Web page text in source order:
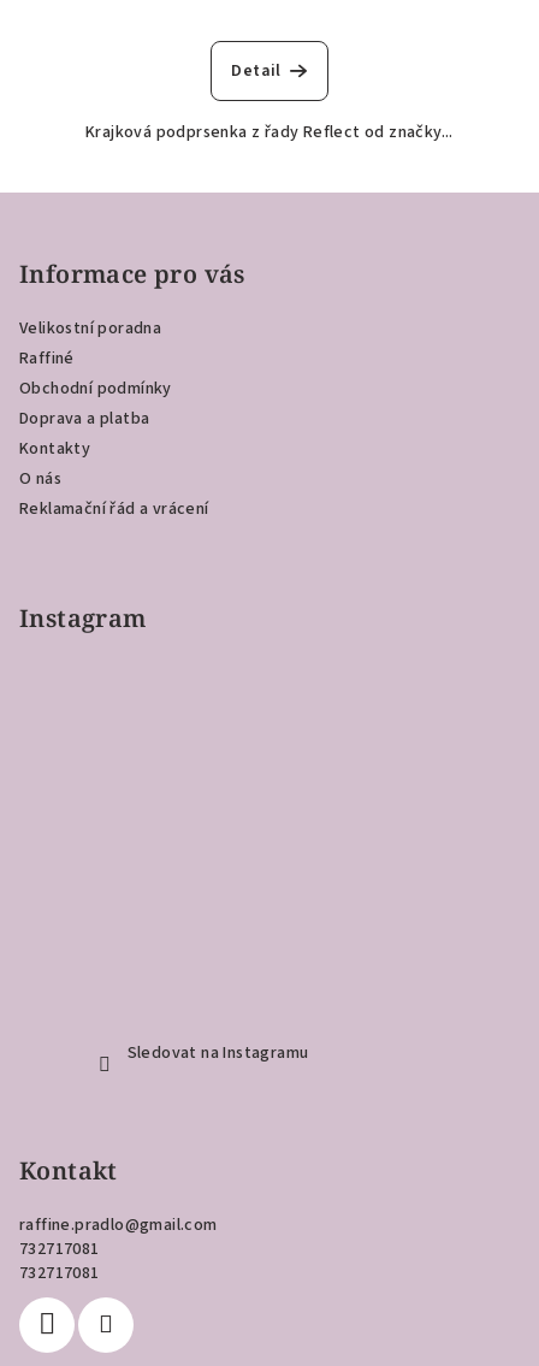
Detail
Krajková podprsenka z řady Reflect od značky...
Informace pro vás
Velikostní poradna
Raffiné
Obchodní podmínky
Doprava a platba
Kontakty
O nás
Reklamační řád a vrácení
Instagram
Sledovat na Instagramu
Kontakt
raffine.pradlo@gmail.com
732717081
732717081